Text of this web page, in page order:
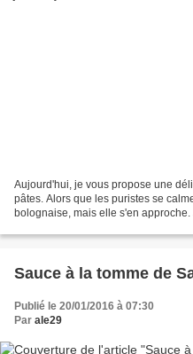
Aujourd'hui, je vous propose une
pâtes. Alors que les puristes se
bolognaise, mais elle s'en
Sauce à la tomme de
Publié le 20/01/2016 à 07:30
Par ale29